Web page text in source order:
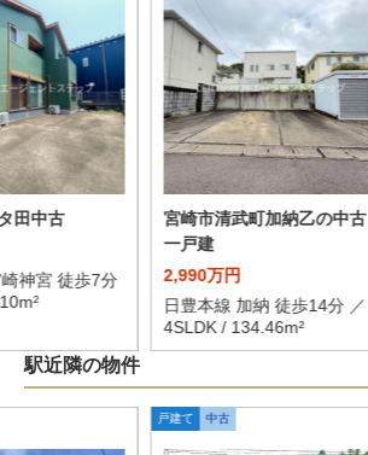
田中古
神宮 徒歩7分
宮崎市清武町加納乙の中古
一戸建
2,990万円
日豊本線 加納 徒歩14分 ／
4SLDK / 134.46m²
駅近隣の物件
戸建て 中古